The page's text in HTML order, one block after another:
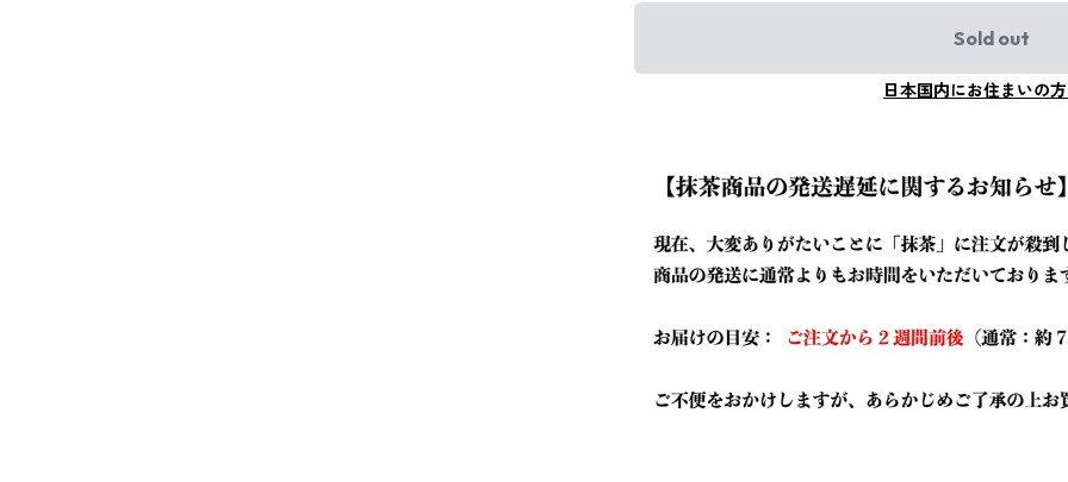
Sold out
日本国内にお住まいの